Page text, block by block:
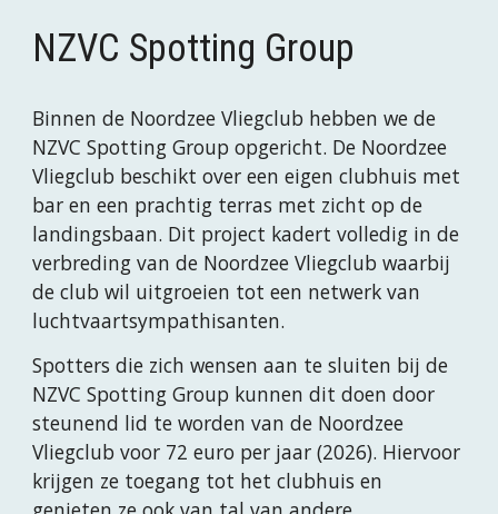
NZVC Spotting Group
Binnen de Noordzee Vliegclub hebben we de
NZVC Spotting Group opgericht. De Noordzee
Vliegclub beschikt over een eigen clubhuis met
bar en een prachtig terras met zicht op de
landingsbaan. Dit project kadert volledig in de
verbreding van de Noordzee Vliegclub waarbij
de club wil uitgroeien tot een netwerk van
luchtvaartsympathisanten.
Spotters die zich wensen aan te sluiten bij de
NZVC Spotting Group kunnen dit doen door
steunend lid te worden van de Noordzee
Vliegclub voor 72 euro per jaar (2026). Hiervoor
krijgen ze toegang tot het clubhuis en